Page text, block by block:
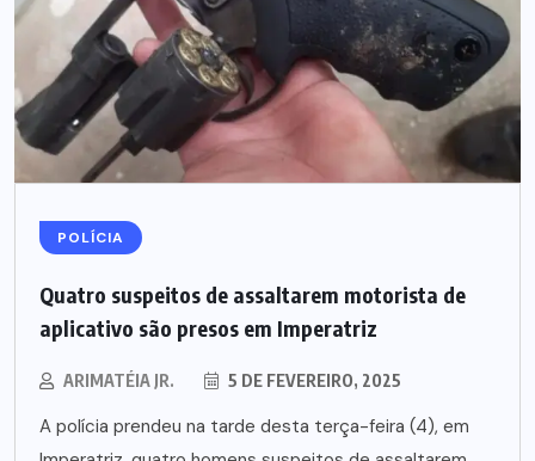
POLÍCIA
Quatro suspeitos de assaltarem motorista de
aplicativo são presos em Imperatriz
ARIMATÉIA JR. 5 DE FEVEREIRO, 2025
A polícia prendeu na tarde desta terça-feira (4), em